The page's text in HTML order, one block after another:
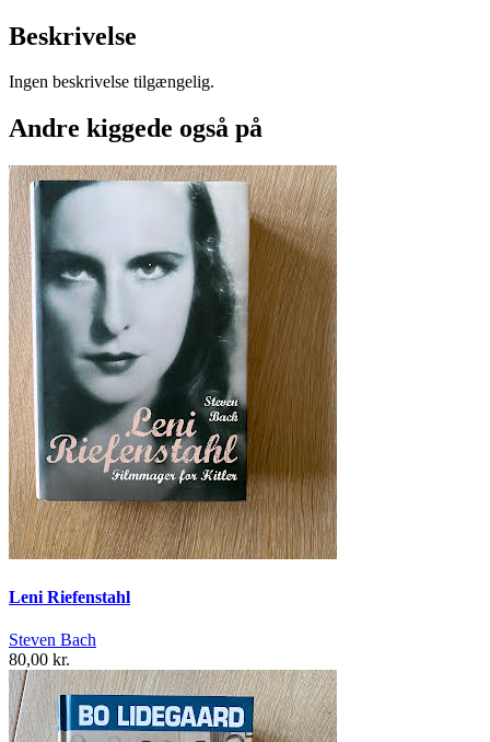
Beskrivelse
Ingen beskrivelse tilgængelig.
Andre kiggede også på
Leni Riefenstahl
Steven Bach
80,00 kr.